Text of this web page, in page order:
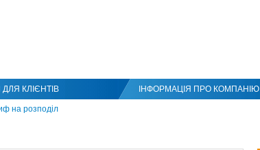
ДЛЯ КЛІЄНТІВ ІНФОРМАЦІЯ ПРО КОМПАНІЮ
на розподіл